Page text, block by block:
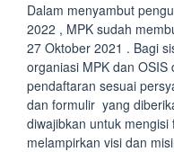
Dalam menyambut
2022 , MPK sudah
27 Oktober 2021 . Bagi
organiasi MPK dan
pendaftaran sesuai
dan formulir yang
diwajibkan untuk
melampirkan visi dan